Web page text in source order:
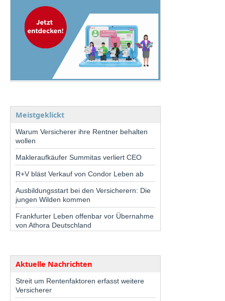
Meistgeklickt
Warum Versicherer ihre Rentner behalten
wollen
Makleraufkäufer Summitas verliert CEO
R+V bläst Verkauf von Condor Leben ab
Ausbildungsstart bei den Versicherern: Die
jungen Wilden kommen
Frankfurter Leben offenbar vor Übernahme
von Athora Deutschland
Aktuelle Nachrichten
Streit um Rentenfaktoren erfasst weitere
Versicherer